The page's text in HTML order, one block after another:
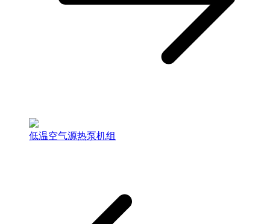
低温空气源热泵机组